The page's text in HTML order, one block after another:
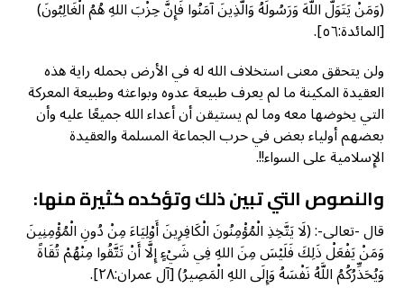
(وَمَنْ يَتَوَلَّ اللَّهَ وَرَسُولَهُ وَالَّذِينَ آمَنُوا فَإِنَّ حِزْبَ اللهِ هُمُ الْغَالِبُونَ)
[المائدة:٥٦].
ولن يتحقق معنى استخلاف الله له في الأرض بحمله راية هذه
العقيدة المكينة ما لم يعرف طبيعة عدوه وبواعثه وطبيعة المعركة
التي يخوضها معه وما لم يستيقن أن أعداء الله جميعًا عليه وأن
بعضهم أولياء بعض في حرب الجماعة المسلمة والعقيدة
الإِسلامية على السواء!!.
والنصوص التي تبين ذلك وتؤكده كثيرة منها:
قال -تعالى-: (لَا يَتَّخِذِ الْمُؤْمِنُونَ الْكَافِرِينَ أَوْلِيَاءَ مِنْ دُونِ الْمُؤْمِنِينَ
وَمَنْ يَفْعَلْ ذَلِكَ فَلَيْسَ مِنَ اللهِ فِي شَيْءٍ إِلَّا أَنْ تَتَّقُوا مِنْهُمْ تُقَاةً
وَيُحَذِّرُكُمُ اللَّهُ نَفْسَهُ وَإِلَى اللهِ الْمَصِيرُ) [آل عمران:٢٨].